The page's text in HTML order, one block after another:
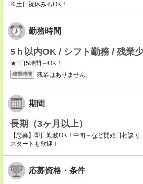
※土日祝休みもOK！
勤務時間
5ｈ以内OK / シフト勤務 / 残業
★1日5時間～OK！
残業時間 残業はありません。
期間
長期（3ヶ月以上）
【急募】即日勤務OK！中旬～など開始日相談
スタートも歓迎！
応募資格・条件